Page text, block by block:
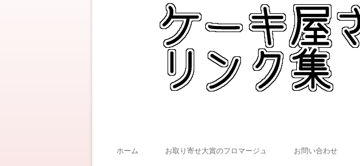
ホーム お取り寄せ大賞のフロマージュ お問い合わせ